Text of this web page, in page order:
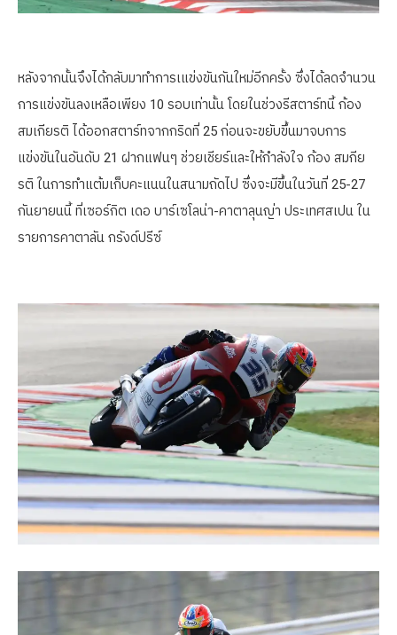
หลังจากนั้นจึงได้กลับมาทำการเแข่งขันกันใหม่อีกครั้ง ซึ่งได้ลดจำนวน
การแข่งขันลงเหลือเพียง 10 รอบเท่านั้น โดยในช่วงรีสตาร์ทนี้ ก้อง
สมเกียรติ ได้ออกสตาร์ทจากกริดที่ 25 ก่อนจะขยับขึ้นมาจบการ
แข่งขันในอันดับ 21 ฝากแฟนๆ ช่วยเชียร์และให้กำลังใจ ก้อง สมกีย
รติ ในการทำแต้มเก็บคะแนนในสนามถัดไป ซึ่งจะมีขึ้นในวันที่ 25-27
กันยายนนี้ ที่เซอร์กิต เดอ บาร์เซโลน่า-คาตาลุนญ่า ประเทศสเปน ใน
รายการคาตาลัน กรังด์ปรีซ์